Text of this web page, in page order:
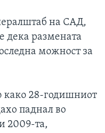
на САД,
дека размената
можност за
како 28-годишниот
паднал во
2009-та,